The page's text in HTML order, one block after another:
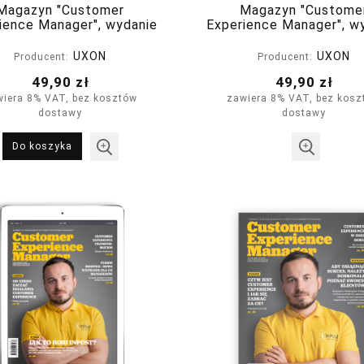
"Customer
Manager", wydanie
Producent: UXON
49,90 zł
8% VAT, bez kosztów
dostawy
Do koszyka
Magazyn
Experience Manager",
Producent: UXON
49,90 zł
zawiera 8% VAT, bez
dostawy